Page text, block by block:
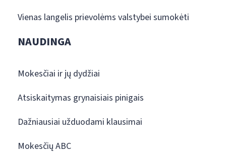
Vienas langelis prievolėms valstybei sumokėti
NAUDINGA
Mokesčiai ir jų dydžiai
Atsiskaitymas grynaisiais pinigais
Dažniausiai užduodami klausimai
Mokesčių ABC